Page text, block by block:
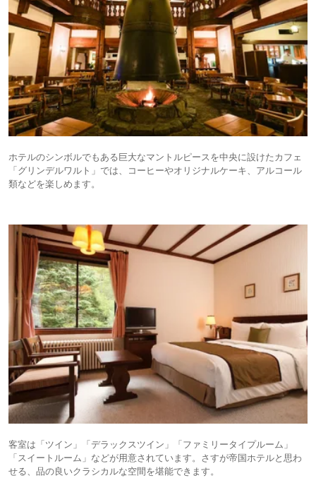
ホテルのシンボルでもある巨大なマントルピースを中央に設けたカフェ
「グリンデルワルト」では、コーヒーやオリジナルケーキ、アルコール
類などを楽しめます。
客室は「ツイン」「デラックスツイン」「ファミリータイプルーム」
「スイートルーム」などが用意されています。さすが帝国ホテルと思わ
せる、品の良いクラシカルな空間を堪能できます。